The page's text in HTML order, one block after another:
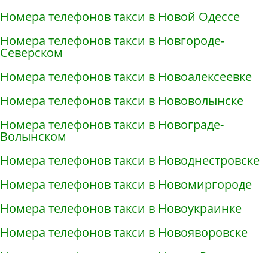
Номера телефонов такси в Новой Одессе
Номера телефонов такси в Новгороде-
Северском
Номера телефонов такси в Новоалексеевке
Номера телефонов такси в Нововолынске
Номера телефонов такси в Новограде-
Волынском
Номера телефонов такси в Новоднестровске
Номера телефонов такси в Новомиргороде
Номера телефонов такси в Новоукраинке
Номера телефонов такси в Новояворовске